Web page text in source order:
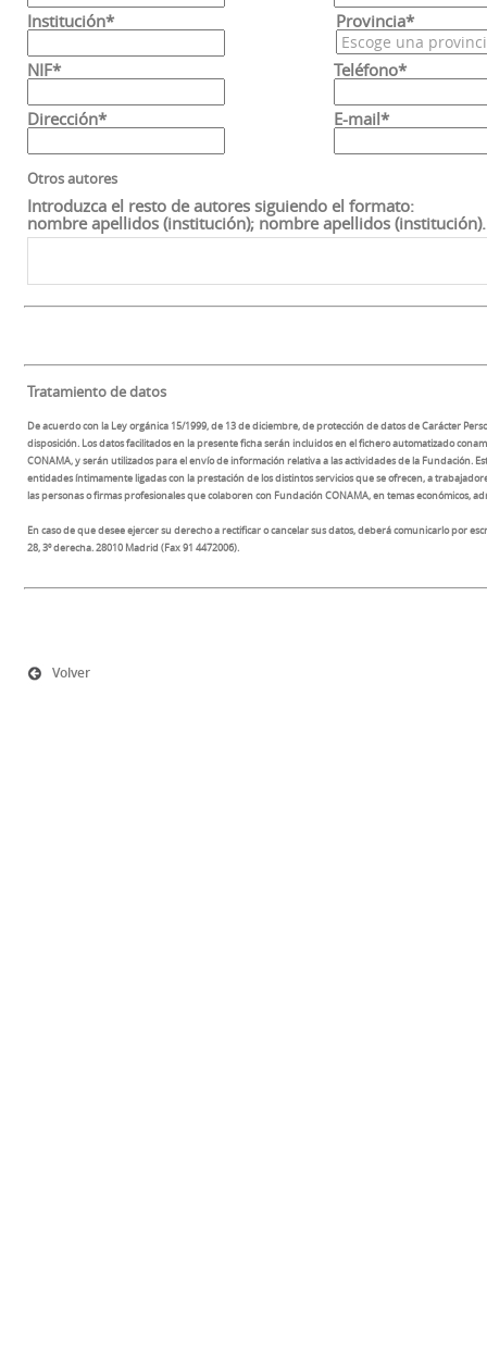
Institución* Provincia*
NIF* Teléfono*
Dirección* E-mail*
Otros autores
Introduzca el resto de autores siguiendo el formato:
nombre apellidos (institución); nombre apellidos
Tratamiento de datos
De acuerdo con la Ley orgánica 15/1999, de 13 de diciembre, de protección de datos de Carácter
disposición. Los datos facilitados en la presente ficha serán incluidos en el fichero automatizado
CONAMA, y serán utilizados para el envío de información relativa a las actividades de la Fundación.
entidades íntimamente ligadas con la prestación de los distintos servicios que se ofrecen, a
las personas o firmas profesionales que colaboren con Fundación CONAMA, en temas económicos,
En caso de que desee ejercer su derecho a rectificar o cancelar sus datos, deberá comunicarlo por
28, 3º derecha. 28010 Madrid (Fax 91 4472006).
Volver